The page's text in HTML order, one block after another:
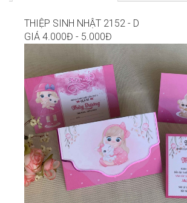
THIỆP SINH NHẬT 2152 - D
GIÁ 4.000Đ - 5.000Đ